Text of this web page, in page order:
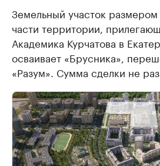
Земельный участок
части территории,
Академика Курчатова в
осваивает «Брусника»,
«Разум». Сумма сделки не